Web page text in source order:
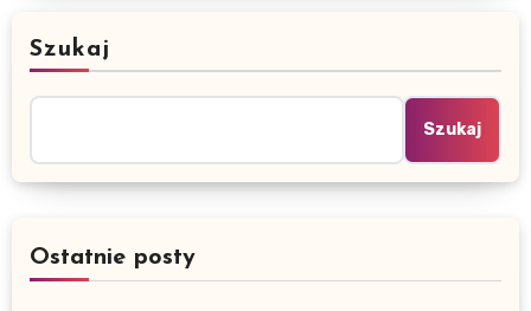
Szukaj
Szukaj
Ostatnie posty